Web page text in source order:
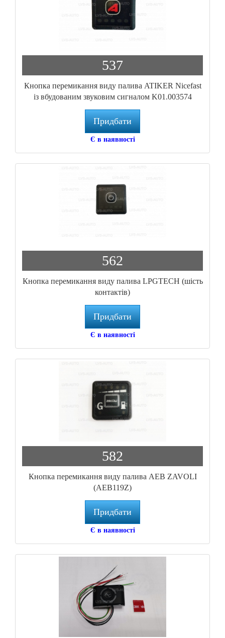
537
Кнопка перемикання виду палива ATIKER Nicefast
із вбудованим звуковим сигналом K01.003574
Придбати
Є в наявності
562
Кнопка перемикання виду палива LPGTECH (шість
контактів)
Придбати
Є в наявності
582
Кнопка перемикання виду палива AEB ZAVOLI
(AEB119Z)
Придбати
Є в наявності